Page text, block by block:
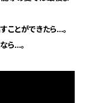
とができたら…。
ら…。